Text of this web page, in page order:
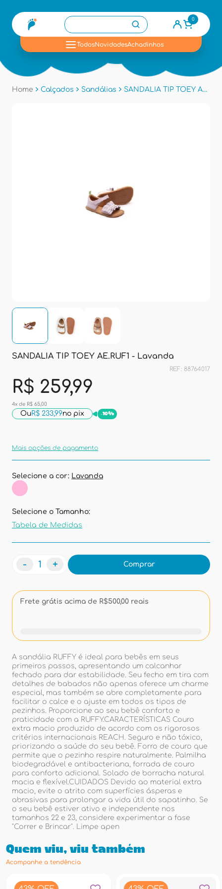
0
TodosNovidadesAchadinhos
Home Calçados Sandálias SANDALIA TIP TOEY AE.RUF1 - Lavanda
SANDALIA TIP TOEY AE.RUF1 - Lavanda
REF: 88764017
R$ 259,99
4x de R$ 65,00
OuR$ 233,99no pix -10%
Mais opções de pagamento
Selecione a cor: Lavanda
Selecione o Tamanho:
Tabela de Medidas
- + Comprar
Frete grátis acima de R$500,00 reais
A sandália RUFFY é ideal para bebês em seus
primeiros passos, apresentando um calcanhar
fechado para dar estabilidade. Seu fecho em tira com
detalhes de babados não apenas oferece um charme
especial, mas também se abre completamente para
facilitar o calce e o ajuste em todos os tipos de
pezinhos. Proporcione ao seu bebê conforto e
praticidade com a RUFFY.CARACTERÍSTICAS Couro
extra macio produzido de acordo com os rigorosos
critérios internacionais REACH. Seguro e não tóxico,
priorizando a saúde do seu bebê. Forro de couro que
permite que o pezinho respire naturalmente. Palmilha
biodegradável e antibacteriana, forrada de couro
para conforto adicional. Solado de borracha natural
macia e flexível.CUIDADOS Devido ao material extra
macio, evite o atrito com superfícies ásperas e
abrasivas para prolongar a vida útil do sapatinho. Se
o seu bebê estiver ativo e independente nos
tamanhos 22 e 23, considere experimentar a fase
"Correr e Brincar". Limpe apen
Quem viu, viu também
Acompanhe a tendência